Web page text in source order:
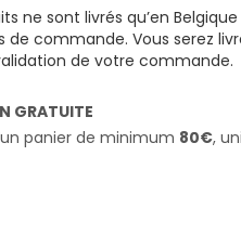
ne sont livrés qu’en
de commande. Vous serez
de votre commande.
GRATUITE
panier de minimum 80€,